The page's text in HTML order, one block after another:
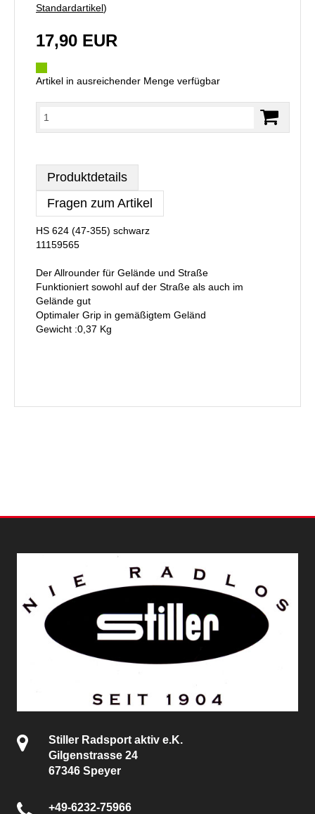
Standardartikel)
17,90 EUR
Artikel in ausreichender Menge verfügbar
Produktdetails
Fragen zum Artikel
HS 624 (47-355) schwarz
11159565
Der Allrounder für Gelände und Straße
Funktioniert sowohl auf der Straße als auch im
Gelände gut
Optimaler Grip in gemäßigtem Geländ
Gewicht :0,37 Kg
Stiller Radsport aktiv e.K.
Gilgenstrasse 24
67346 Speyer
+49-6232-75966